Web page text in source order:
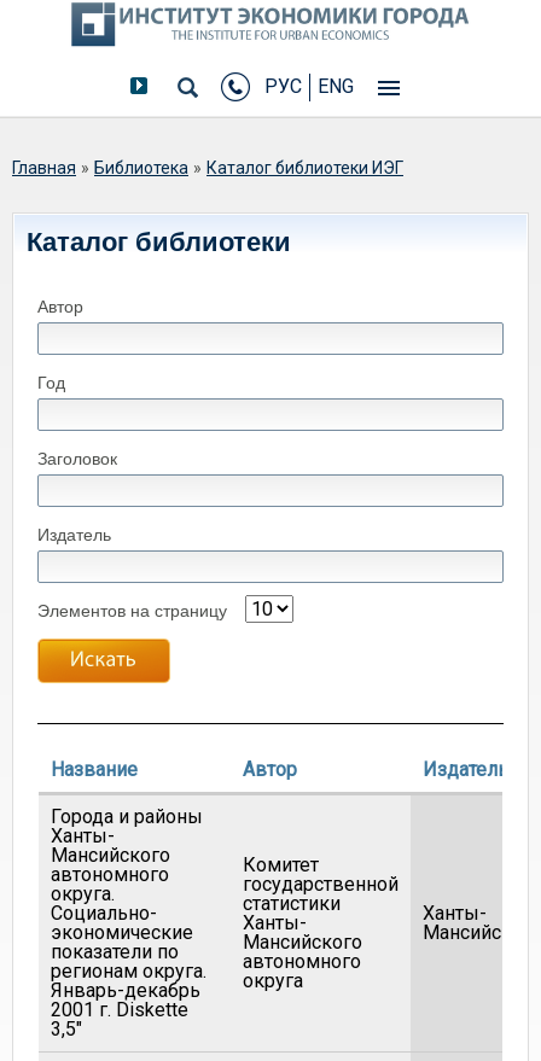
РУС ENG
Вы здесь
Главная » Библиотека » Каталог библиотеки ИЭГ
Каталог библиотеки
Автор
Год
Заголовок
Издатель
Элементов на страницу
Название Автор Издатель
Города и районы
Ханты-
Мансийского
автономного
округа.
Социально-
экономические
показатели по
регионам округа.
Январь-декабрь
2001 г. Diskette
3,5"
Комитет
государственной
статистики
Ханты-
Мансийского
автономного
округа
Ханты-
Мансийск